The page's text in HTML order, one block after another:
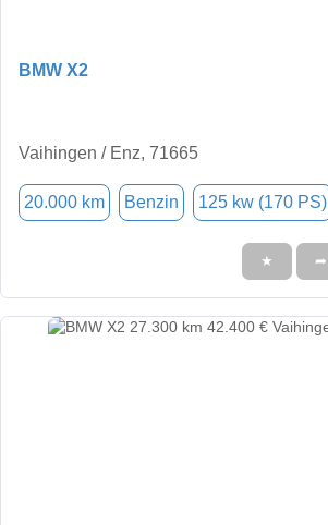
BMW X2
Vaihingen / Enz, 71665
20.000 km Benzin 125 kw (170 PS)
★ ➦